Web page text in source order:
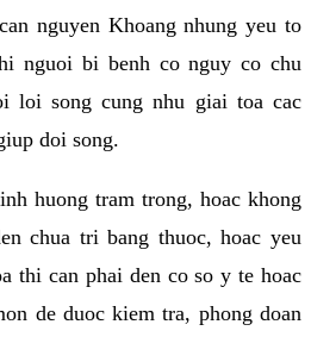
nguyen Khoang nhung yeu to
nguoi bi benh co nguy co chu
loi song cung nhu giai toa cac
doi song.
huong tram trong, hoac khong
chua tri bang thuoc, hoac yeu
thi can phai den co so y te hoac
de duoc kiem tra, phong doan